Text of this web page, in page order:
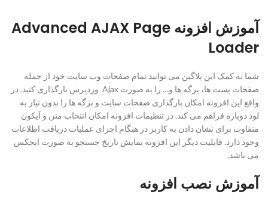
آموزش افزونه Advanced AJAX Page
Loader
شما به کمک این پلاگین می توانید تمام صفحات وب سایت خود از جمله
صفحات پست ها، برگه ها و… را به صورت Ajax وردپرس بارگذاری کنید. در
واقع این افزونه امکان بارگذاری صفحات سایت و برگه ها را بدون نیاز به
لود دوباره فراهم می کند. در تنظیمات افزونه امکان انتخاب متن و آیکون
متفاوت برای نشان دادن به کاربر در هنگام اجرای عملیات دریافت اطلاعات
وجود دارد. قابلیت دیگر این افزونه نمایش تاریخ جستجو به صورت ایجکس
می باشد.
آموزش نصب افزونه